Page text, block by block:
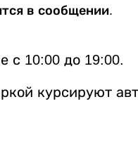
в сообщении.
с 10:00 до 19:00.
курсируют